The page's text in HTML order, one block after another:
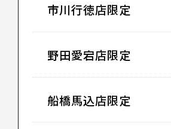
市川行徳店限定
野田愛宕店限定
船橋馬込店限定